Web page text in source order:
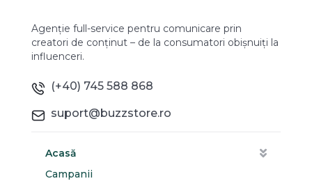
Agenție full-service pentru comunicare prin
creatori de conținut – de la consumatori obișnuiți la
influenceri.
(+40) 745 588 868
suport@buzzstore.ro
Acasă
Campanii